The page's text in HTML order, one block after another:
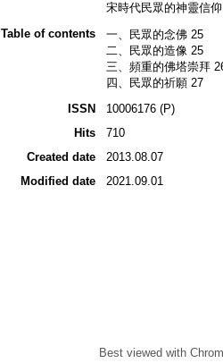
宋時代民眾的神靈信
Table of contents
一、民眾的念佛 25
二、民眾的造像 25
三、頻重的佛塔崇拜
四、民眾的祈願 27
ISSN
10006176 (P)
Hits
710
Created date
2013.08.07
Modified date
2021.09.01
Best viewed with